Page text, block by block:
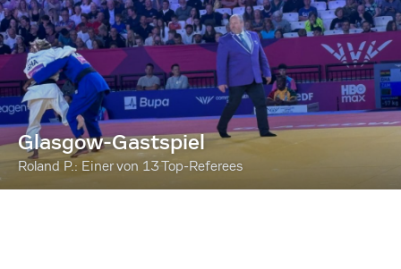
Glasgow-Gastspiel
Roland P.: Einer von 13 Top-Referees